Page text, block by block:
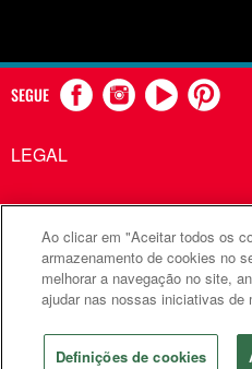
SEGUE
LEGAL
Comunicações Metodistas
©2026
Comunicações
Ao clicar em "Aceitar todos os
armazenamento de cookies no
melhorar a navegação no site,
ajudar nas nossas iniciativas de
Definições de cookies